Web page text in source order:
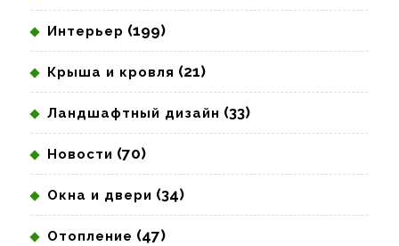
Интерьер (199)
Крыша и кровля (21)
Ландшафтный дизайн (33)
Новости (70)
Окна и двери (34)
Отопление (47)